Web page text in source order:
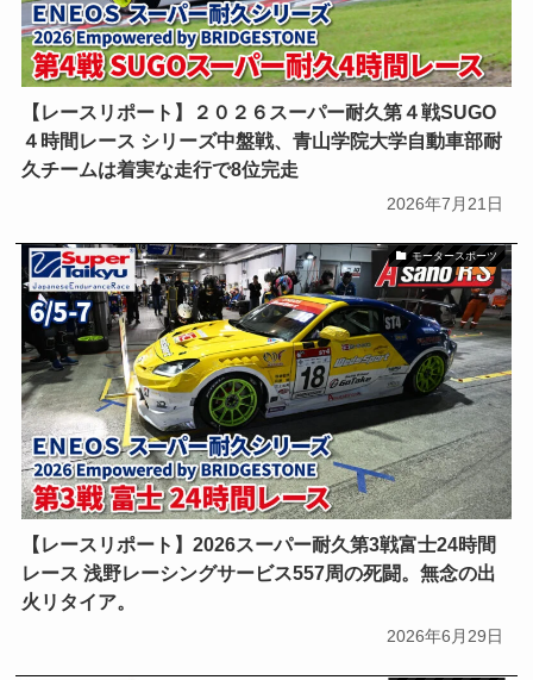
ハリアー プロボックス
ホイールの基礎知識 ホイールの選び方
ミニバン モータスポーツ
モータースポーツ ランクル
日産
旧車 浅野レーシングサービス
青山学院大学自動車部耐久チーム
【レースリポート】２０２６スーパー耐久第４戦SUGO
４時間レース シリーズ中盤戦、青山学院大学自動車部耐
久チームは着実な走行で8位完走
2026年7月21日
モータースポーツ
【レースリポート】2026スーパー耐久第3戦富士24時間
レース 浅野レーシングサービス557周の死闘。無念の出
火リタイア。
2026年6月29日